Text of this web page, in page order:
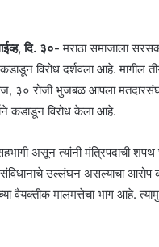
दि. ३०- मराठा समाजाला
कडाडून विरोध दर्शवला आहे.
रोजी भुजबळ आपला मतदारसंघ
कडाडून विरोध केला आहे.
असून त्यांनी मंत्रिपदाची शपथ
उल्लंघन असल्याचा आरोप
वैयक्तीक मालमत्तेचा भाग आहे.